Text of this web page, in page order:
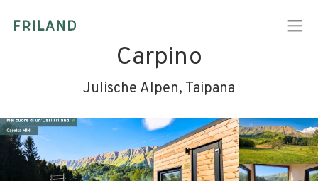
Carpino
Julische Alpen, Taipana